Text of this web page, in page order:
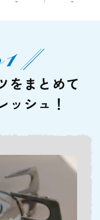
をまとめて
ッシュ！